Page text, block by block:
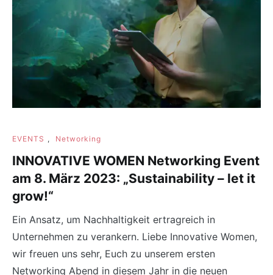
EVENTS , Networking
INNOVATIVE WOMEN Networking Event
am 8. März 2023: „Sustainability – let it
grow!“
Ein Ansatz, um Nachhaltigkeit ertragreich in
Unternehmen zu verankern. Liebe Innovative Women,
wir freuen uns sehr, Euch zu unserem ersten
Networking Abend in diesem Jahr in die neuen